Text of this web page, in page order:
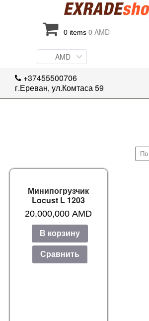
0 items 0 AMD
AMD
+37455500706
г.Ереван, ул.Комтаса 59
Минипогрузчик
Locust L 1203
20,000,000AMD
В корзину
Сравнить